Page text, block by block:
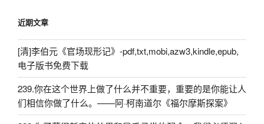
近期文章
[清]李伯元《官场现形记》-pdf,txt,mobi,azw3,kindle,epub,
电子版书免费下载
239.你在这个世界上做了什么并不重要，重要的是你能让人
们相信你做了什么。——阿·柯南道尔《福尔摩斯探案》